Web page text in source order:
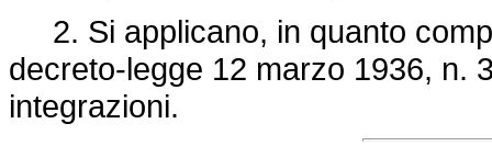
2. Si applicano, in quanto
decreto-legge 12 marzo 1936, n.
integrazioni.